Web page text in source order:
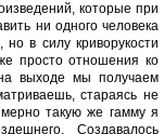
которые при
ни одного человека
в силу криворукости
просто отношения ко
выходе мы получаем
стараясь не
такую же гамму я
Создавалось